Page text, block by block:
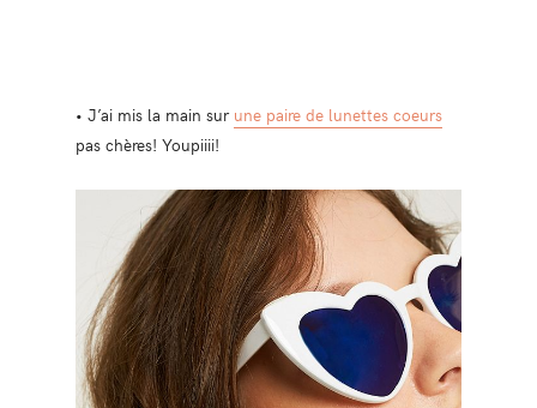
• J’ai mis la main sur une paire de lunettes coeurs
pas chères! Youpiiii!